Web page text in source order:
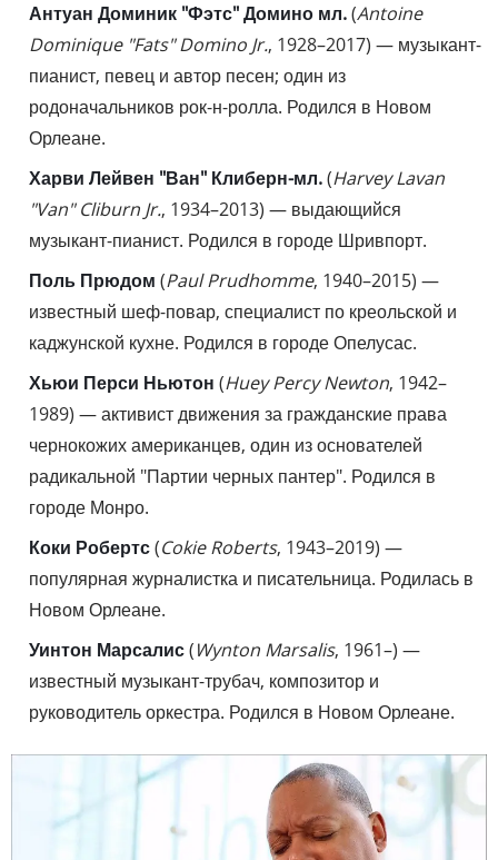
Антуан Доминик "Фэтс" Домино мл.(Antoine
Dominique "Fats" Domino Jr., 1928–2017) — музыкант-
пианист, певец и автор песен; один из
родоначальников рок-н-ролла. Родился в Новом
Орлеане.
Харви Лейвен "Ван" Клиберн-мл.(Harvey Lavan
"Van" Cliburn Jr., 1934–2013) — выдающийся
музыкант-пианист. Родился в городе Шривпорт.
Поль Прюдом (Paul Prudhomme, 1940–2015) —
известный шеф-повар, специалист по креольской и
каджунской кухне. Родился в городе Опелусас.
Хьюи Перси Ньютон (Huey Percy Newton, 1942–
1989) — активист движения за гражданские права
чернокожих американцев, один из основателей
радикальной "Партии черных пантер". Родился в
городе Монро.
Коки Робертс(Cokie Roberts, 1943–2019) —
популярная журналистка и писательница. Родилась в
Новом Орлеане.
Уинтон Марсалис(Wynton Marsalis, 1961–) —
известный музыкант-трубач, композитор и
руководитель оркестра. Родился в Новом Орлеане.